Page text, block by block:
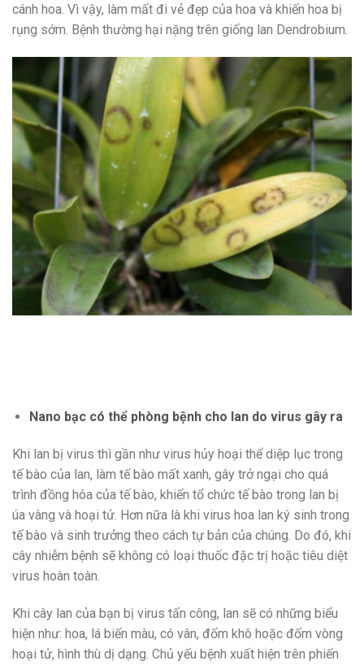
cánh hoa. Vì vậy, làm mất đi vẻ đẹp của hoa và khiến hoa bị
rụng sớm. Bệnh thường hại nặng trên giống lan Dendrobium.
Nano bạc có thể phòng bệnh cho lan do virus gây ra
Khi lan bị virus thì gần như virus hủy hoại thể diệp lục trong
tế bào của lan, làm tế bào mất xanh, gây trở ngại cho quá
trình đồng hóa của tế bào, khiến tổ chức tế bào trong lan bị
úa vàng và hoại tử. Hơn nữa là khi virus hoa lan ký sinh trong
tế bào và sinh trưởng theo cách tự bản của chúng. Do đó, khi
cây nhiễm bệnh sẽ không có loại thuốc đặc trị hoặc tiêu diệt
virus hoàn toàn.
Khi cây lan của bạn bị virus tấn công, lan sẽ có những biểu
hiện như: hoa, lá biến màu, có vân, đốm khô hoặc đốm vòng
hoại tử, hình thù dị dạng. Chủ yếu bệnh xuất hiện trên phiến